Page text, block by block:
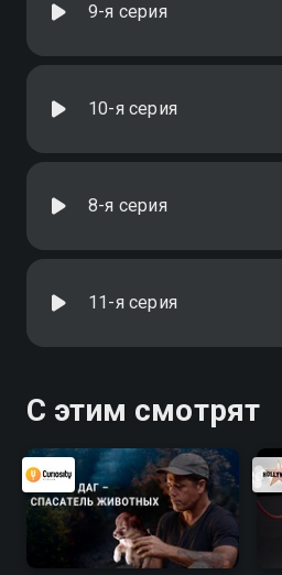
9-я серия
10-я серия
8-я серия
11-я серия
С этим смотрят